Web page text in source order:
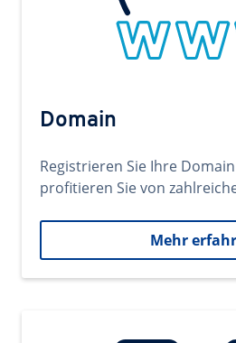
Domain
Registrieren Sie Ihre
profitieren Sie von
Mehr